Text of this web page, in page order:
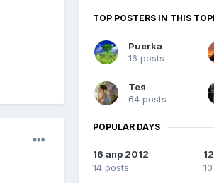
TOP POSTERS IN THIS
Puerka
16 posts
Тея
64 posts
POPULAR DAYS
16 апр 2012
14 posts